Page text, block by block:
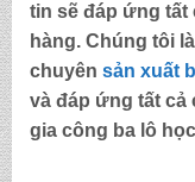
tin sẽ đáp ứng tất
hàng. Chúng tôi
chuyên sản xuất
và đáp ứng tất cả
gia công ba lô